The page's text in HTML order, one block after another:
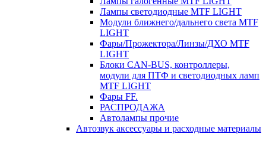
Лампы светодиодные MTF LIGHT
Модули ближнего/дальнего света MTF
LIGHT
Фары/Прожектора/Линзы/ДХО MTF
LIGHT
Блоки CAN-BUS, контроллеры,
модули для ПТФ и светодиодных ламп
MTF LIGHT
Фары FF.
РАСПРОДАЖА
Автолампы прочие
Автозвук аксессуары и расходные материалы